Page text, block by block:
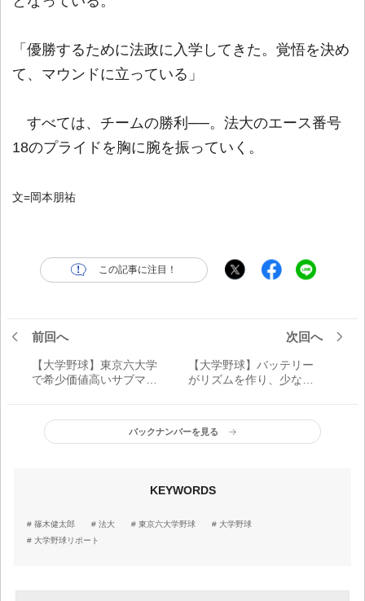
「優勝するために法政に入学してきた。覚悟を決め
て、マウンドに立っている」
すべては、チームの勝利──。法大のエース番号
18のプライドを胸に腕を振っていく。
文=岡本朋祐
この記事に注目！
前回へ
【大学野球】東京六大学
で希少価値高いサブマリ
存在感増す東大・渡辺向
次回へ
【大学野球】バッテリー
がリズムを作り、少ない
きた野球を体現した立大
バックナンバーを見る
KEYWORDS
篠木健太郎 法大 東京六大学野球
大学野球
大学野球リポート